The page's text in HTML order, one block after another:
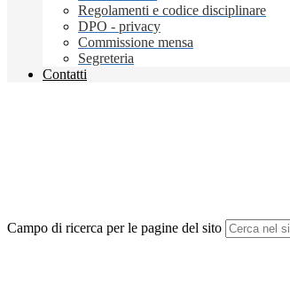
Regolamenti e codice disciplinare
DPO - privacy
Commissione mensa
Segreteria
Contatti
Campo di ricerca per le pagine del sito